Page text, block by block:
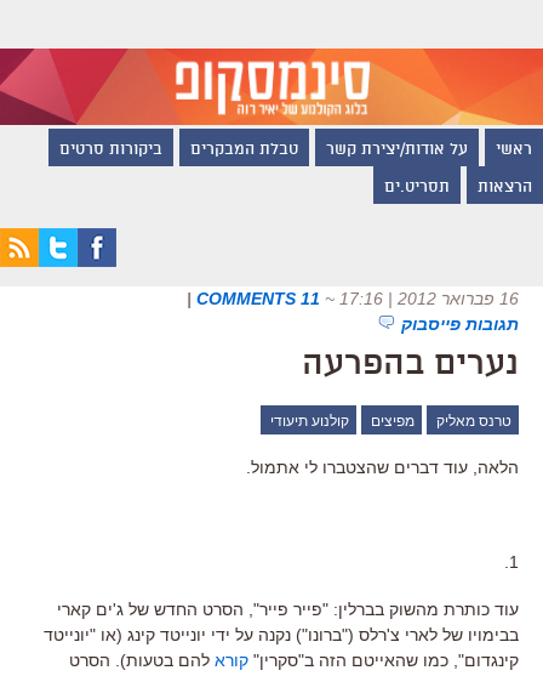
ראשי על אודות/יצירת קשר טבלת המבקרים ביקורות סרטים
הרצאות תסריט.ים
16 פברואר 2012 | 17:16 ~
11 COMMENTS
|
תגובות פייסבוק
נערים בהפרעה
טרנס מאליק מפיצים קולנוע תיעודי
הלאה, עוד דברים שהצטברו לי אתמול.
1.
עוד כותרת מהשוק בברלין: "פייר פייר", הסרט החדש של ג'ים קארי
בבימויו של לארי צ'רלס ("ברונו") נקנה על ידי יונייטד קינג (או "יונייטד
קינגדום", כמו שהאייטם הזה ב"סקרין" קורא להם בטעות). הסרט